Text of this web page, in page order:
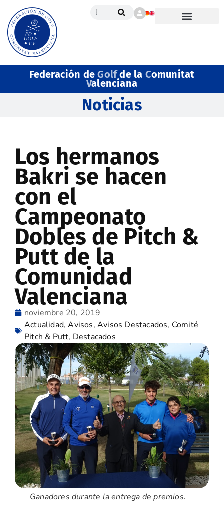
Federación deGolfde la Comunitat
Valenciana
Noticias
Los hermanos
Bakri se hacen
con el
Campeonato
Dobles de Pitch &
Putt de la
Comunidad
Valenciana
noviembre 20, 2019
Actualidad,Avisos,Avisos Destacados, Comité
Pitch & Putt, Destacados
Ganadores durante la entrega de premios.